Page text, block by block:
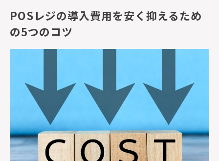
POSレジの導入費用を安く抑えるため
の5つのコツ